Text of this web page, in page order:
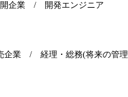
開企業 / 開発エンジニア
企業 / 経理・総務(将来の管理